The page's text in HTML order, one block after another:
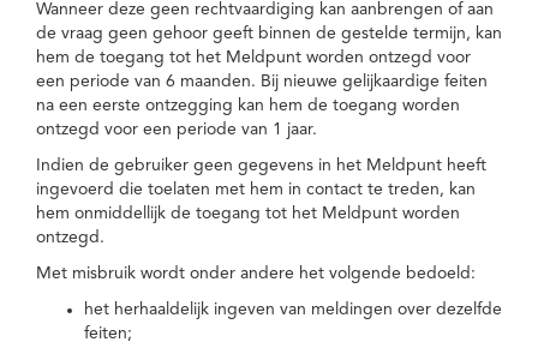
Wanneer deze geen rechtvaardiging kan aanbrengen of aan
de vraag geen gehoor geeft binnen de gestelde termijn, kan
hem de toegang tot het Meldpunt worden ontzegd voor
een periode van 6 maanden. Bij nieuwe gelijkaardige feiten
na een eerste ontzegging kan hem de toegang worden
ontzegd voor een periode van 1 jaar.
Indien de gebruiker geen gegevens in het Meldpunt heeft
ingevoerd die toelaten met hem in contact te treden, kan
hem onmiddellijk de toegang tot het Meldpunt worden
ontzegd.
Met misbruik wordt onder andere het volgende bedoeld:
het herhaaldelijk ingeven van meldingen over dezelfde
feiten;